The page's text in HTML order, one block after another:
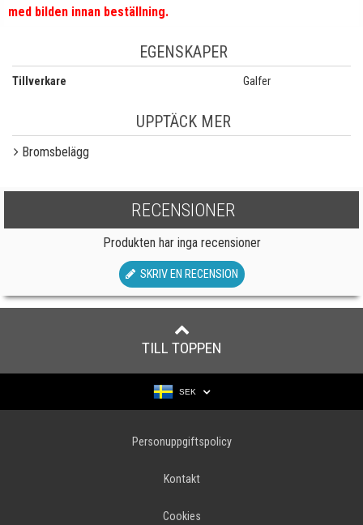
med bilden innan beställning.
EGENSKAPER
Tillverkare Galfer
UPPTÄCK MER
Bromsbelägg
RECENSIONER
Produkten har inga recensioner
SKRIV EN RECENSION
TILL TOPPEN
SEK
Personuppgiftspolicy
Kontakt
Cookies